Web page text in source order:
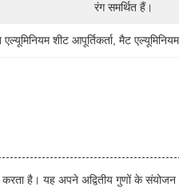
रंग समर्थित हैं।
शीट आपूर्तिकर्ता, मैट
करता है। यह अपने अद्वितीय गुणों के संयोजन